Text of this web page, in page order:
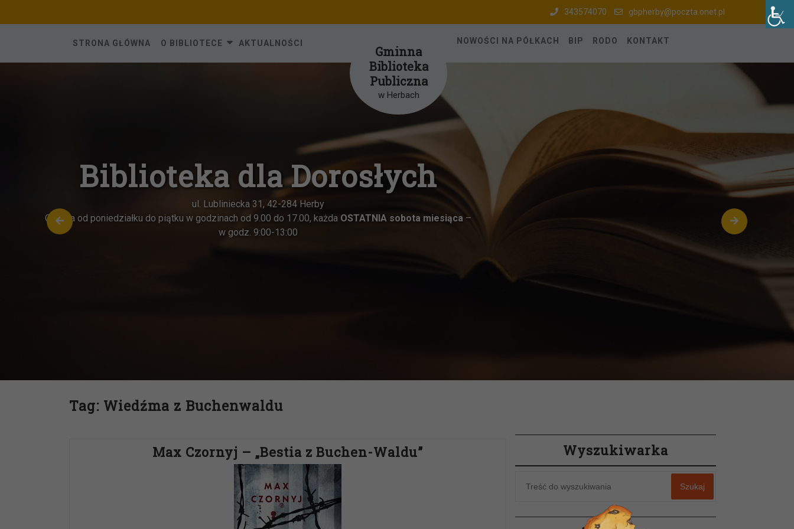
343574070 gbpherby@poczta.onet.pl
STRONA GŁÓWNA O BIBLIOTECE AKTUALNOŚCI
Gminna
Biblioteka
Publiczna
w Herbach
NOWOŚCI NA PÓŁKACH BIP RODO KONTAKT
Biblioteka dla Dorosłych
ul. Lubliniecka 31, 42-284 Herby
Czynna od poniedziałku do piątku w godzinach od 9.00 do 17.00, każda OSTATNIA sobota miesiąca –
w godz. 9:00-13:00
Tag: Wiedźma z Buchenwaldu
Max Czornyj – „Bestia z Buchen-Waldu” Wyszukiwarka
Szukaj